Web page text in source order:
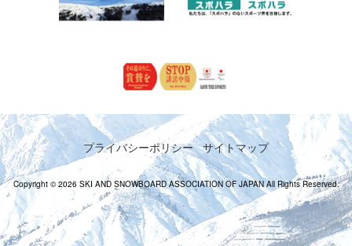
プライバシーポリシー サイトマップ
Copyright © 2026 SKI AND SNOWBOARD ASSOCIATION OF JAPAN All Rights Reserved.